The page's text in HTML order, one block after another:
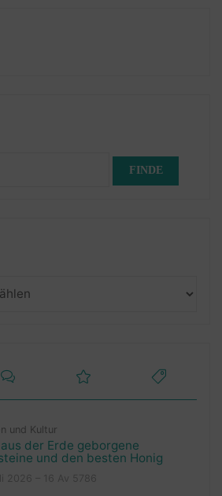
und Kultur
der Erde geborgene
und den besten Honig